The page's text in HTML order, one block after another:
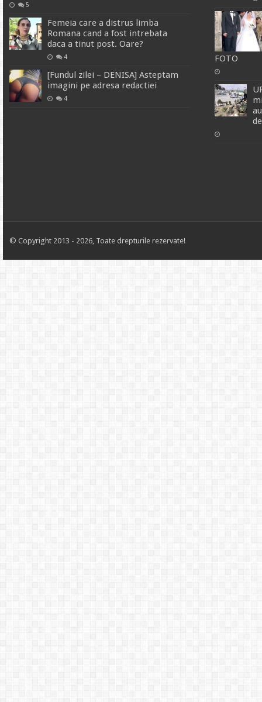
5
Femeia care a distrus limba
Romana cand a fost intrebata
daca a tinut post. Oare?
4
[Fundul zilei – DENISA] Asteptam
imagini pe adresa redactiei
4
FOTO
© Copyright 2013 - 2026, Toate drepturile rezervate!